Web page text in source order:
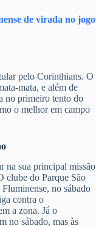
de virada no jogo
pelo Corinthians. O
mata, e além de
no primeiro tento do
o melhor em campo
na sua principal missão
clube do Parque São
no sábado
contra o
a zona. Já o
no sábado, mas às